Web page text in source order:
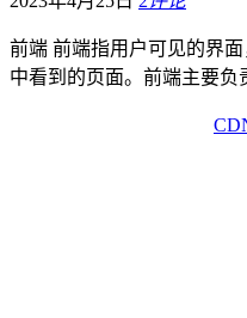
前端 前端指用户可见的界
中看到的页面。前端主要